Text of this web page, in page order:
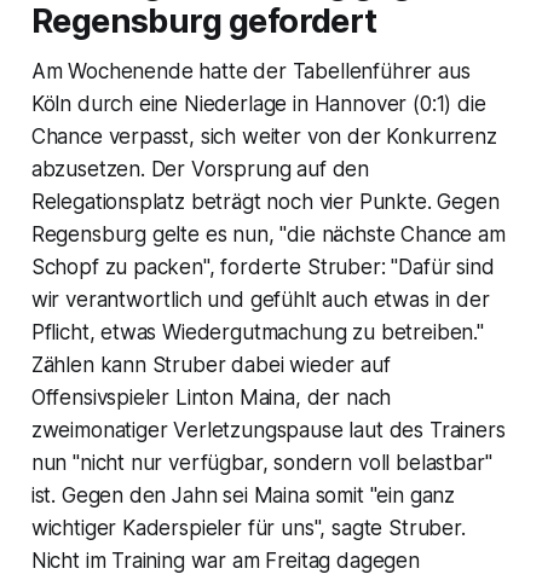
Regensburg gefordert
Am Wochenende hatte der Tabellenführer aus
Köln durch eine Niederlage in Hannover (0:1) die
Chance verpasst, sich weiter von der Konkurrenz
abzusetzen. Der Vorsprung auf den
Relegationsplatz beträgt noch vier Punkte. Gegen
Regensburg gelte es nun, "die nächste Chance am
Schopf zu packen", forderte Struber: "Dafür sind
wir verantwortlich und gefühlt auch etwas in der
Pflicht, etwas Wiedergutmachung zu betreiben."
Zählen kann Struber dabei wieder auf
Offensivspieler Linton Maina, der nach
zweimonatiger Verletzungspause laut des Trainers
nun "nicht nur verfügbar, sondern voll belastbar"
ist. Gegen den Jahn sei Maina somit "ein ganz
wichtiger Kaderspieler für uns", sagte Struber.
Nicht im Training war am Freitag dagegen